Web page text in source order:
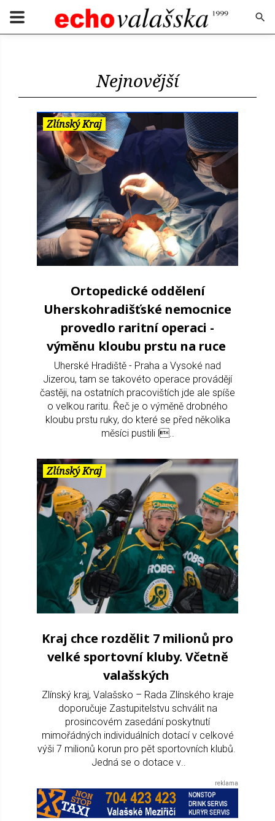
Nejnovější
Zlínský Kraj
Ortopedické oddělení
Uherskohradišťské nemocnice
provedlo raritní operaci -
výměnu kloubu prstu na ruce
Uherské Hradiště - Praha a Vysoké nad
Jizerou, tam se takovéto operace provádějí
častěji, na ostatních pracovištích jde ale spíše
o velkou raritu. Řeč je o výměně drobného
kloubu prstu ruky, do které se před několika
měsíci pustili l..
Zlínský Kraj
Kraj chce rozdělit 7 milionů pro
velké sportovní kluby. Včetně
valašských
Zlínský kraj, Valašsko – Rada Zlínského kraje
doporučuje Zastupitelstvu schválit na
prosincovém zasedání poskytnutí
mimořádných individuálních dotací v celkové
výši 7 milionů korun pro pět sportovních klubů.
Jedná se o dotace v..